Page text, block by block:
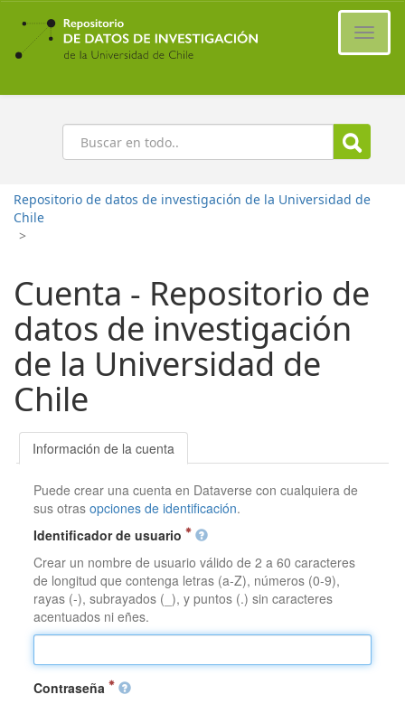
Ir
contenido
principal
Buscar
Repositorio de datos de investigación de la Universidad de
Chile
>
Cuenta - Repositorio de
datos de investigación
de la Universidad de
Chile
Información de la cuenta
Puede crear una cuenta en Dataverse con cualquiera de
sus otrasopciones de identificación.
Identificador de usuario
Crear un nombre de usuario válido de 2 a 60 caracteres
de longitud que contenga letras (a-Z), números (0-9),
rayas (-), subrayados (_), y puntos (.) sin caracteres
acentuados ni eñes.
Contraseña